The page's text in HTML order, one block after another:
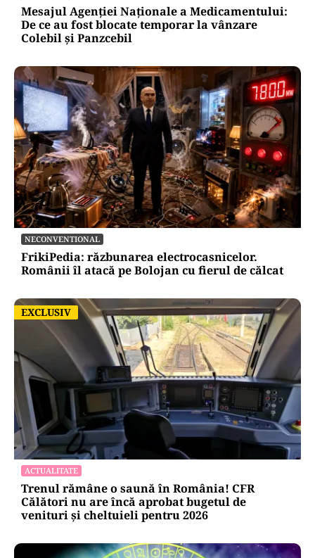
Mesajul Agenției Naționale a Medicamentului:
De ce au fost blocate temporar la vânzare
Colebil și Panzcebil
NECONVENTIONAL
FrikiPedia: răzbunarea electrocasnicelor.
Românii îl atacă pe Bolojan cu fierul de călcat
EXCLUSIV
EXCLUSIV
ACTUALITATE
Trenul rămâne o saună în România! CFR
Călători nu are încă aprobat bugetul de
venituri și cheltuieli pentru 2026